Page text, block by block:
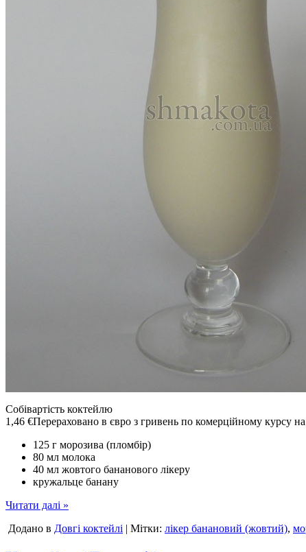
Собівартість коктейлю
1,46 €Перераховано в євро з гривень по комерційному курсу
125 г морозива (пломбір)
80 мл молока
40 мл жовтого бананового лікеру
кружальце банану
Читати далі »
Додано в Довгі коктейлі | Мітки: лікер банановий (жовтий),